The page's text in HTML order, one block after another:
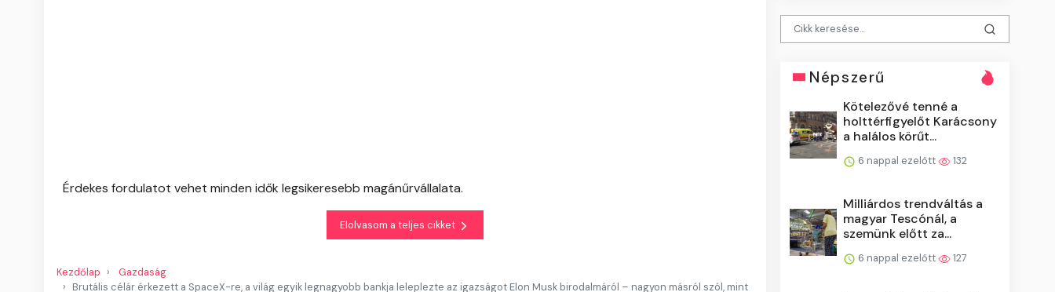
Érdekes fordulatot vehet minden idők legsikeresebb magánűrvállalata.
Elolvasom a teljes cikket
Kezdőlap
Gazdaság
Brutális célár érkezett a SpaceX-re, a világ egyik legnagyobb bankja leleplezte az igazságot Elon Musk birodalmáról – nagyon másról szól, mint
Népszerű
Kötelezővé tenné a
holttérfigyelőt Karácsony
a halálos körűt...
6 nappal ezelőtt 132
Milliárdos trendváltás a
magyar Tescónál, a
szemünk előtt za...
6 nappal ezelőtt 127